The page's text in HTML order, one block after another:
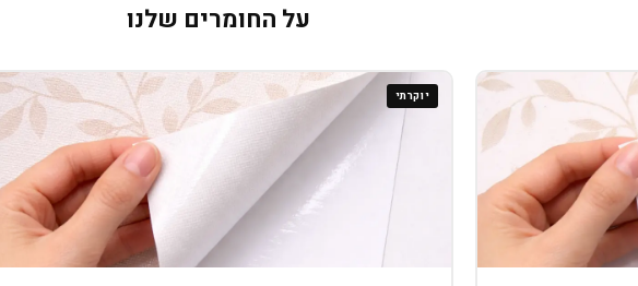
על החומרים שלנו
יוקרתי